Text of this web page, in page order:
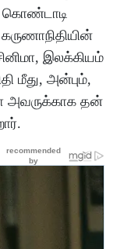
கொண்டாடி
இலக்கியம்
மீது, அன்பும்,
அவருக்காக தன்